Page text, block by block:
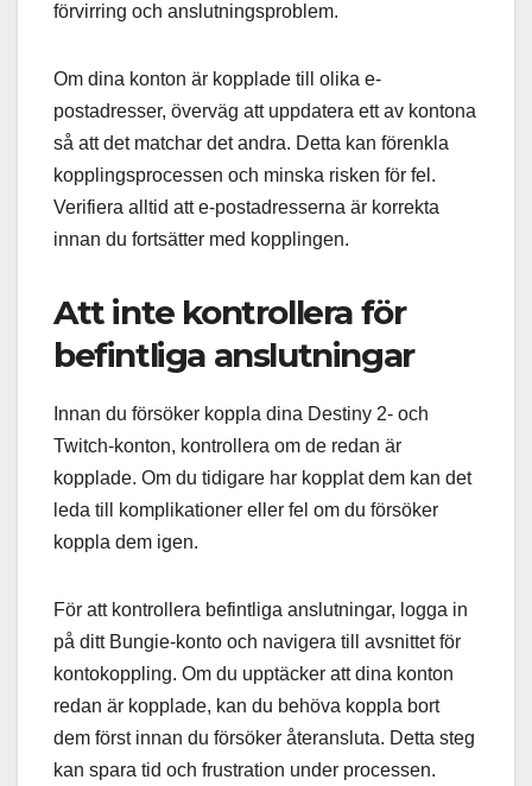
förvirring och anslutningsproblem.
Om dina konton är kopplade till olika e-
postadresser, överväg att uppdatera ett av kontona
så att det matchar det andra. Detta kan förenkla
kopplingsprocessen och minska risken för fel.
Verifiera alltid att e-postadresserna är korrekta
innan du fortsätter med kopplingen.
Att inte kontrollera för
befintliga anslutningar
Innan du försöker koppla dina Destiny 2- och
Twitch-konton, kontrollera om de redan är
kopplade. Om du tidigare har kopplat dem kan det
leda till komplikationer eller fel om du försöker
koppla dem igen.
För att kontrollera befintliga anslutningar, logga in
på ditt Bungie-konto och navigera till avsnittet för
kontokoppling. Om du upptäcker att dina konton
redan är kopplade, kan du behöva koppla bort
dem först innan du försöker återansluta. Detta steg
kan spara tid och frustration under processen.